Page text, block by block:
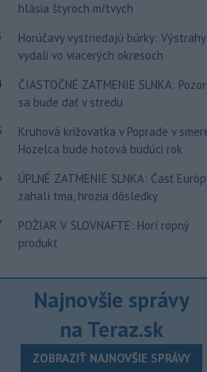
hlásia štyroch mŕtvych
Horúčavy vystriedajú búrky: Výstrahy
vydali vo viacerých okresoch
ČIASTOČNÉ ZATMENIE SLNKA:
sa bude dať v stredu
Kruhová križovatka v Poprade v
Hozelca bude hotová budúci rok
ÚPLNÉ ZATMENIE SLNKA: Časť
zahalí tma, hrozia dôsledky
POŽIAR V SLOVNAFTE: Horí ropný
produkt
Najnovšie správy
na Teraz.sk
ZOBRAZIŤ NAJNOVŠIE SPRÁVY